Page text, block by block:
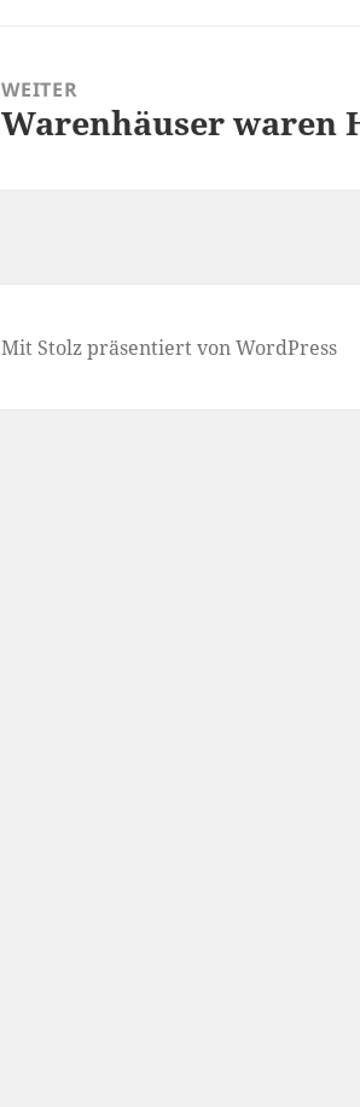
WEITER
Nächster
Warenhäuser waren
Mit Stolz präsentiert von WordPress